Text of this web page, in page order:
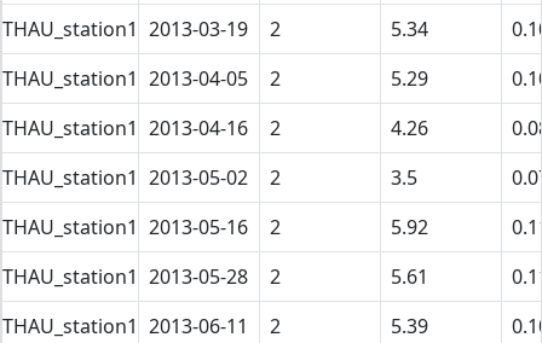
THAU_station1 2013-03-19 2 5.34
THAU_station1 2013-04-05 2 5.29
THAU_station1 2013-04-16 2 4.26
THAU_station1 2013-05-02 2 3.5
THAU_station1 2013-05-16 2 5.92
THAU_station1 2013-05-28 2 5.61
THAU_station1 2013-06-11 2 5.39